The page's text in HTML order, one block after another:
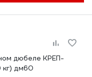
дюбеле КРЕП-
дм60